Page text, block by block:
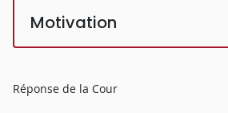
Motivation
Réponse de la Cour